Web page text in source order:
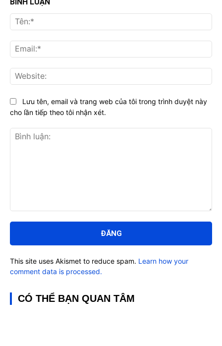
luận:
Lưu tên, email và trang web của tôi trong trình duyệt này
cho lần tiếp theo tôi nhận xét.
This site uses Akismet to reduce spam. Learn how your
comment data is processed.
CÓ THỂ BẠN QUAN TÂM